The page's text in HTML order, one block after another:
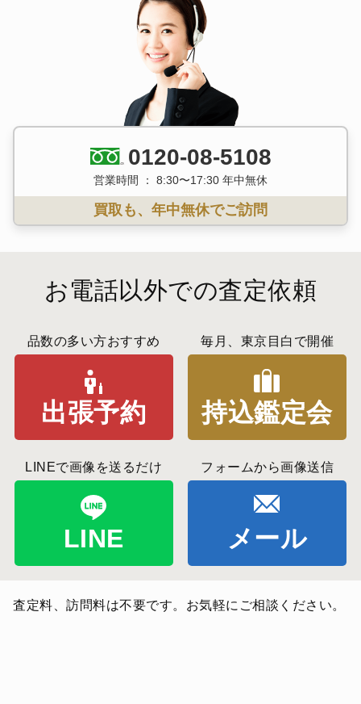
0120-08-5108
営業時間 ： 8:30〜17:30 年中無休
買取も、年中無休でご訪問
お電話以外での査定依頼
品数の多い方おすすめ
出張予約
毎月、東京目白で開催
持込鑑定会
LINEで画像を送るだけ
LINE
フォームから画像送信
メール
査定料、訪問料は不要です。お気軽にご相談ください。